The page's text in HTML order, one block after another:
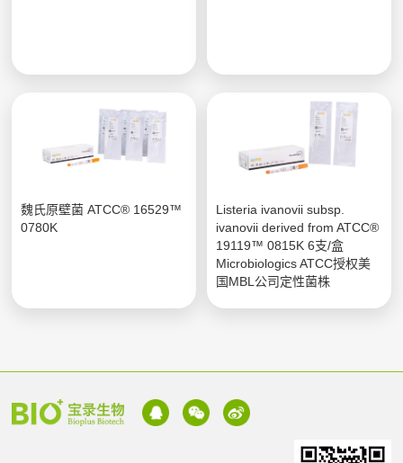
魏氏原壁菌 ATCC® 16529™
0780K
Listeria ivanovii subsp.
ivanovii derived from ATCC®
19119™ 0815K 6支/盒
Microbiologics ATCC授权美
国MBL公司定性菌株